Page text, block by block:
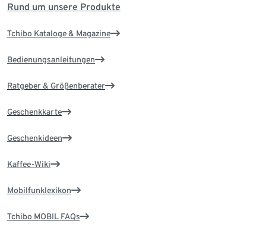
Rund um unsere Produkte
Tchibo Kataloge & Magazine
Bedienungsanleitungen
Ratgeber & Größenberater
Geschenkkarte
Geschenkideen
Kaffee-Wiki
Mobilfunklexikon
Tchibo MOBIL FAQs